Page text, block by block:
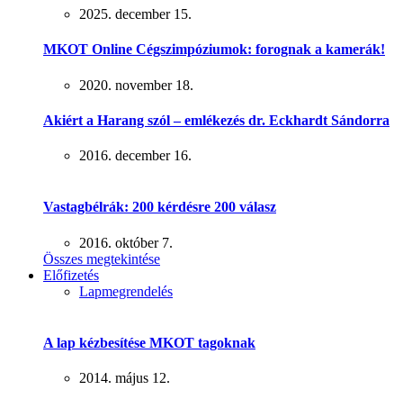
2025. december 15.
MKOT Online Cégszimpóziumok: forognak a kamerák!
2020. november 18.
Akiért a Harang szól – emlékezés dr. Eckhardt Sándorra
2016. december 16.
Vastagbélrák: 200 kérdésre 200 válasz
2016. október 7.
Összes megtekintése
Előfizetés
Lapmegrendelés
A lap kézbesítése MKOT tagoknak
2014. május 12.